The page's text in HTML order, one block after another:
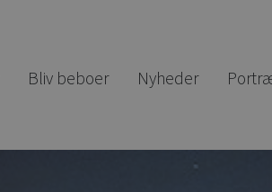
Bliv beboer Nyheder